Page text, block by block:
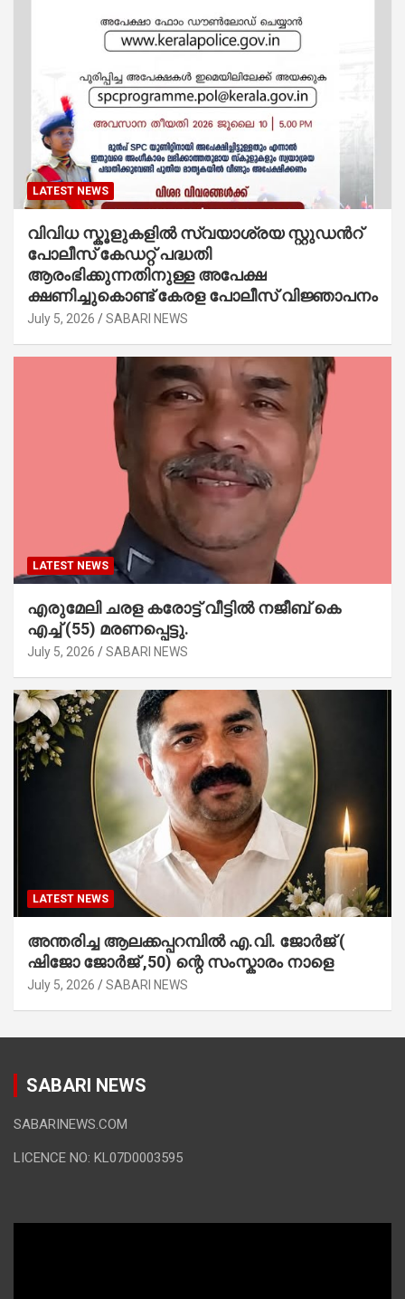
LATEST NEWS
വിവിധ സ്കൂളുകളില്‍ സ്വയാശ്രയ സ്റ്റുഡന്‍റ്
പോലീസ് കേഡറ്റ് പദ്ധതി
ആരംഭിക്കുന്നതിനുള്ള അപേക്ഷ
ക്ഷണിച്ചുകൊണ്ട് കേരള പോലീസ് വിജ്ഞാപനം
July 5, 2026 SABARI NEWS
LATEST NEWS
എരുമേലി ചരള കരോട്ട് വീട്ടിൽ നജീബ് കെ
എച്ച് (55) മരണപ്പെട്ടു.
July 5, 2026 SABARI NEWS
LATEST NEWS
അന്തരിച്ച ആ​ല​ക്ക​പ്പ​റമ്പിൽ​ എ.​വി. ജോ​ർ​ജ് (
ഷിജോ ജോർജ് ,50) ന്റെ സംസ്കാരം നാളെ
July 5, 2026 SABARI NEWS
SABARI NEWS
SABARINEWS.COM
LICENCE NO: KL07D0003595